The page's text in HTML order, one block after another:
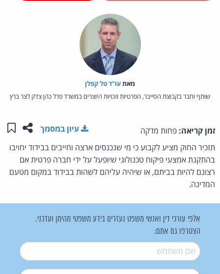
מאת‏עו"ד טל קפלן
שותף וחבר בקבוצת הסייבר, הפרטיות וזכויות היוצרים במשרד פרל כהן צדק לצר ברץ
זמן קריאה: פחות מדקה שתפו
עיון במסמך
תזכיר החוק מציע לקבוע כי מי שנכנסים ארצה וחייבים בבידוד יחויבו
בהתקנת אמצעי פיקוח טכנולוגי שיופעל על ידי חברה פרטית אם
רצונם להיות בביתם, או שיהיה עליהם לשהות בבידוד במקום מטעם
המדינה.
אלפי עורכי דין ואנשי משפט נעזרים בידע משפטי מהימן ועדכני.
הצטרפו גם אתם:
שם משתמש*